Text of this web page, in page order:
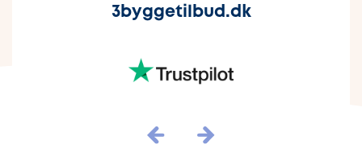
3byggetilbud.dk